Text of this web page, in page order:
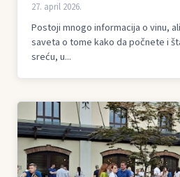
27. april 2026.
Postoji mnogo informacija o vinu,
saveta o tome kako da počnete i
sreću, u...